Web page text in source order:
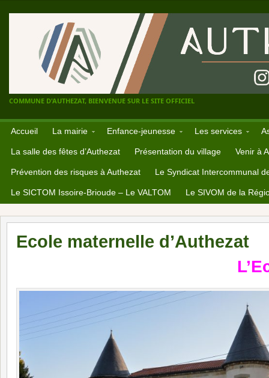
COMMUNE D'AUTHEZAT, BIENVENUE SUR LE SITE OFFICIEL
Accueil La mairie Enfance-jeunesse Les services
La salle des fêtes d’Authezat Présentation du village Venir à
Prévention des risques à Authezat Le Syndicat Intercommunal
Le SICTOM Issoire-Brioude – Le VALTOM Le SIVOM de la
Ecole maternelle d’Authezat